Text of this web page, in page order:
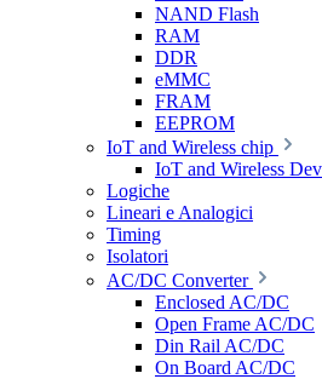
NAND Flash
RAM
DDR
eMMC
FRAM
EEPROM
IoT and Wireless chip
IoT and Wireless
Logiche
Lineari e Analogici
Timing
Isolatori
AC/DC Converter
Enclosed AC/DC
Open Frame AC/DC
Din Rail AC/DC
On Board AC/DC